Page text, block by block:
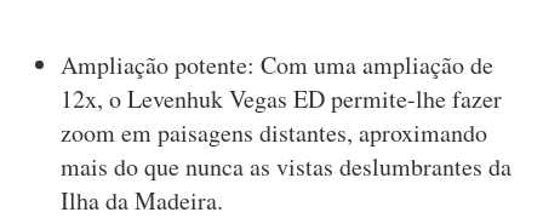
Ampliação potente: Com uma ampliação de
12x, o Levenhuk Vegas ED permite-lhe fazer
zoom em paisagens distantes, aproximando
mais do que nunca as vistas deslumbrantes da
Ilha da Madeira.